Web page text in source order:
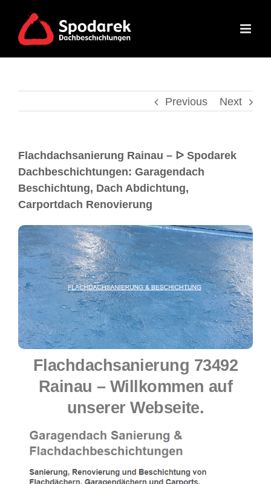
Previous Next
Flachdachsanierung Rainau – ᐅ Spodarek
Dachbeschichtungen: Garagendach
Beschichtung, Dach Abdichtung,
Carportdach Renovierung
Flachdachsanierung 73492
Rainau – Willkommen auf
unserer Webseite.